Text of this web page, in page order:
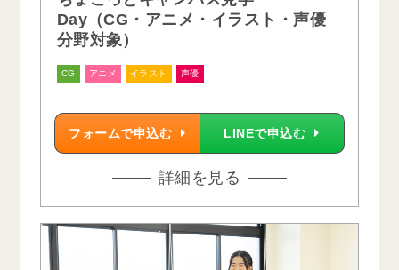
Day（CG・アニメ・イラスト・声優
分野対象）
CG アニメ イラスト 声優
フォームで申込む LINEで申込む
詳細を見る